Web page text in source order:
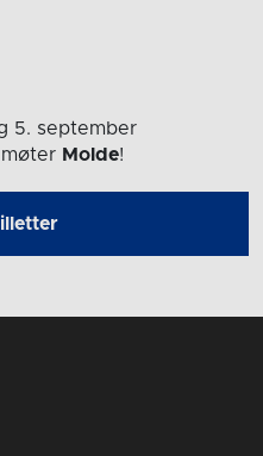
5. september
møter Molde!